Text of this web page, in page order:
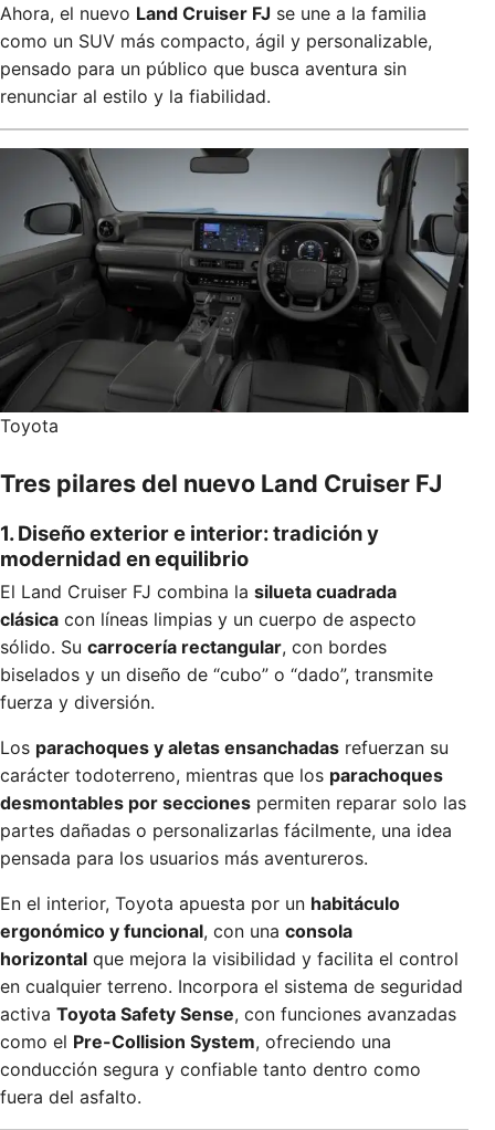
Ahora, el nuevo Land Cruiser FJ se une a la familia
como un SUV más compacto, ágil y personalizable,
pensado para un público que busca aventura sin
renunciar al estilo y la fiabilidad.
Toyota
Tres pilares del nuevo Land Cruiser FJ
1. Diseño exterior e interior: tradición y
modernidad en equilibrio
El Land Cruiser FJ combina la silueta cuadrada
clásica con líneas limpias y un cuerpo de aspecto
sólido. Su carrocería rectangular, con bordes
biselados y un diseño de “cubo” o “dado”, transmite
fuerza y diversión.
Los parachoques y aletas ensanchadas refuerzan su
carácter todoterreno, mientras que los parachoques
desmontables por secciones permiten reparar solo las
partes dañadas o personalizarlas fácilmente, una idea
pensada para los usuarios más aventureros.
En el interior, Toyota apuesta por un habitáculo
ergonómico y funcional, con una consola
horizontal que mejora la visibilidad y facilita el control
en cualquier terreno. Incorpora el sistema de seguridad
activa Toyota Safety Sense, con funciones avanzadas
como el Pre-Collision System, ofreciendo una
conducción segura y confiable tanto dentro como
fuera del asfalto.